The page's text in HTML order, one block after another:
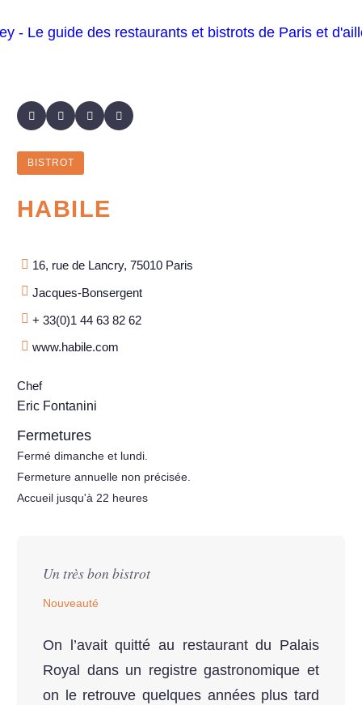
BISTROT
HABILE
16, rue de Lancry, 75010 Paris
Jacques-Bonsergent
+ 33(0)1 44 63 82 62
www.habile.com
Chef
Eric Fontanini
Fermetures
Fermé dimanche et lundi.
Fermeture annuelle non précisée.
Accueil jusqu'à 22 heures
Un très bon bistrot
Nouveauté
On l’avait quitté au restaurant du Palais
Royal dans un registre gastronomique et
on le retrouve quelques années plus tard